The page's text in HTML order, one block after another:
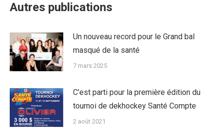
Autres publications
Un nouveau record pour le Grand bal
masqué de la santé
7 mars 2025
C’est parti pour la première édition du
tournoi de dekhockey Santé Compte
2 août 2021